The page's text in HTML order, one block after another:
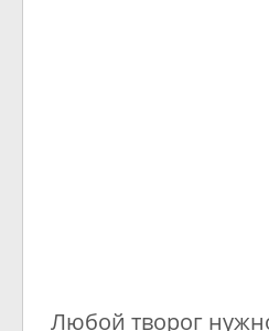
Любой творог